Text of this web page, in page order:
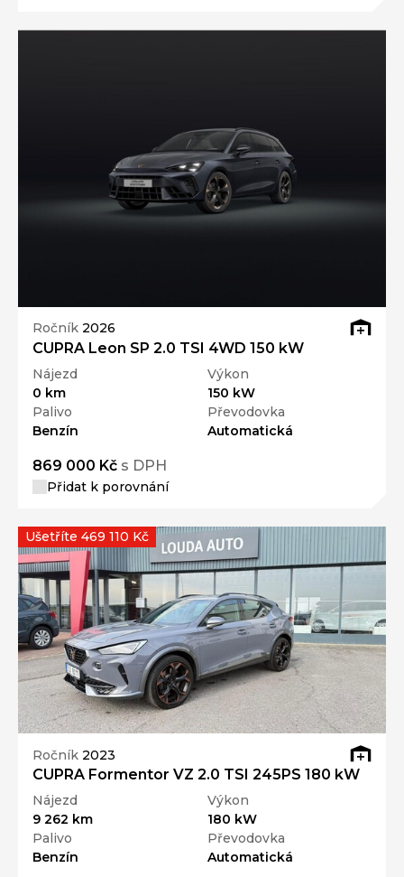
Ročník 2026
CUPRA Leon SP 2.0 TSI 4WD 150 kW
Nájezd
0 km
Výkon
150 kW
Palivo
Benzín
Převodovka
Automatická
869 000 Kč s DPH
Přidat k porovnání
Ročník 2023
CUPRA Formentor VZ 2.0 TSI 245PS 180 kW
Nájezd
9 262 km
Výkon
180 kW
Palivo
Benzín
Převodovka
Automatická
Ušetříte 469 110 Kč